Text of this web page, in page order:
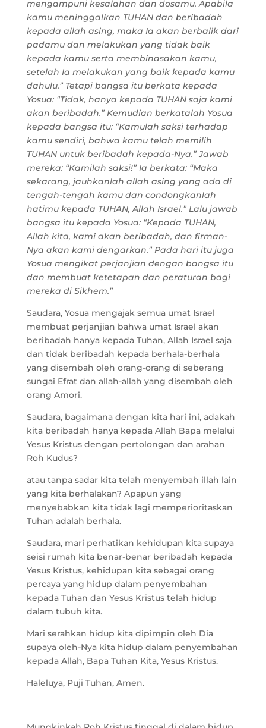
mengampuni kesalahan dan dosamu. Apabila
kamu meninggalkan TUHAN dan beribadah
kepada allah asing, maka Ia akan berbalik dari
padamu dan melakukan yang tidak baik
kepada kamu serta membinasakan kamu,
setelah Ia melakukan yang baik kepada kamu
dahulu.” Tetapi bangsa itu berkata kepada
Yosua: “Tidak, hanya kepada TUHAN saja kami
akan beribadah.” Kemudian berkatalah Yosua
kepada bangsa itu: “Kamulah saksi terhadap
kamu sendiri, bahwa kamu telah memilih
TUHAN untuk beribadah kepada-Nya.” Jawab
mereka: “Kamilah saksi!” Ia berkata: “Maka
sekarang, jauhkanlah allah asing yang ada di
tengah-tengah kamu dan condongkanlah
hatimu kepada TUHAN, Allah Israel.” Lalu jawab
bangsa itu kepada Yosua: “Kepada TUHAN,
Allah kita, kami akan beribadah, dan firman-
Nya akan kami dengarkan.” Pada hari itu juga
Yosua mengikat perjanjian dengan bangsa itu
dan membuat ketetapan dan peraturan bagi
mereka di Sikhem.”
Saudara, Yosua mengajak semua umat Israel
membuat perjanjian bahwa umat Israel akan
beribadah hanya kepada Tuhan, Allah Israel saja
dan tidak beribadah kepada berhala-berhala
yang disembah oleh orang-orang di seberang
sungai Efrat dan allah-allah yang disembah oleh
orang Amori.
Saudara, bagaimana dengan kita hari ini, adakah
kita beribadah hanya kepada Allah Bapa melalui
Yesus Kristus dengan pertolongan dan arahan
Roh Kudus?
atau tanpa sadar kita telah menyembah illah lain
yang kita berhalakan? Apapun yang
menyebabkan kita tidak lagi memperioritaskan
Tuhan adalah berhala.
Saudara, mari perhatikan kehidupan kita supaya
seisi rumah kita benar-benar beribadah kepada
Yesus Kristus, kehidupan kita sebagai orang
percaya yang hidup dalam penyembahan
kepada Tuhan dan Yesus Kristus telah hidup
dalam tubuh kita.
Mari serahkan hidup kita dipimpin oleh Dia
supaya oleh-Nya kita hidup dalam penyembahan
kepada Allah, Bapa Tuhan Kita, Yesus Kristus.
Haleluya, Puji Tuhan, Amen.